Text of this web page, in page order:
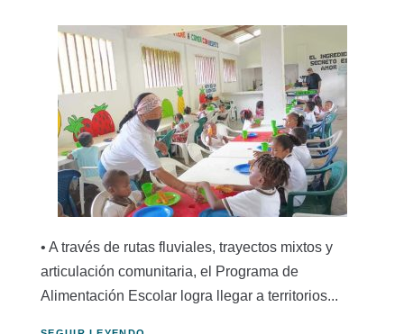
• A través de rutas fluviales, trayectos mixtos y
articulación comunitaria, el Programa de
Alimentación Escolar logra llegar a territorios...